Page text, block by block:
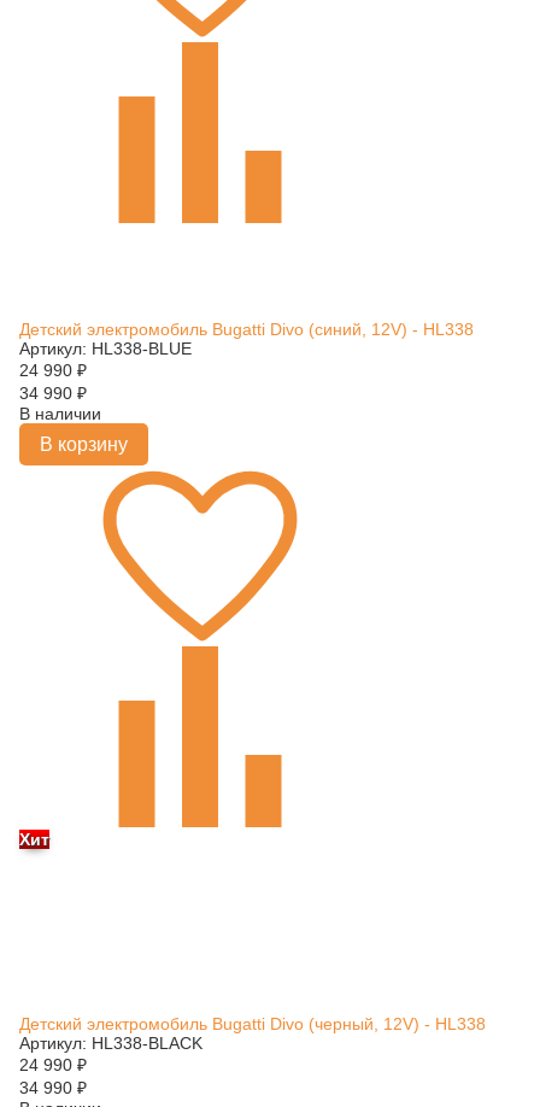
Детский электромобиль Bugatti Divo (синий, 12V) - HL338
Артикул: HL338-BLUE
24 990 ₽
34 990 ₽
В наличии
В корзину
Хит
Детский электромобиль Bugatti Divo (черный, 12V) - HL338
Артикул: HL338-BLACK
24 990 ₽
34 990 ₽